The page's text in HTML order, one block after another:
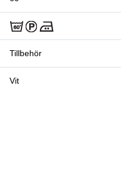
Tillbehör
Vit